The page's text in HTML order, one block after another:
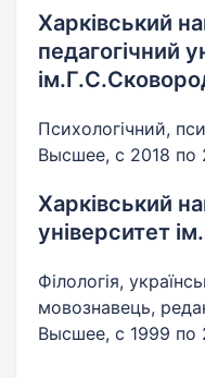
Харківський
педагогічний
Психологічний,
Высшее, с 2018 по
Харківський
університет
Філологія,
мовознавець,
Высшее, с 1999 по